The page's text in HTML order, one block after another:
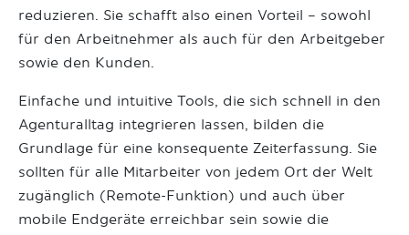
reduzieren. Sie schafft also einen Vorteil – sowohl
für den Arbeitnehmer als auch für den Arbeitgeber
sowie den Kunden.
Einfache und intuitive Tools, die sich schnell in den
Agenturalltag integrieren lassen, bilden die
Grundlage für eine konsequente Zeiterfassung. Sie
sollten für alle Mitarbeiter von jedem Ort der Welt
zugänglich (Remote-Funktion) und auch über
mobile Endgeräte erreichbar sein sowie die